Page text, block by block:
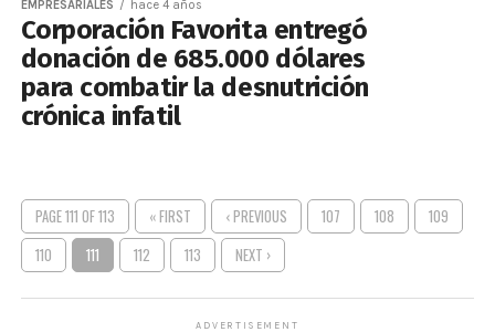
EMPRESARIALES hace 4 años
Corporación Favorita entregó
donación de 685.000 dólares
para combatir la desnutrición
crónica infatil
PAGE 111 OF 113 « FIRST ‹ PREVIOUS 107 108
109
110
111 112 113 NEXT ›
ADVERTISEMENT